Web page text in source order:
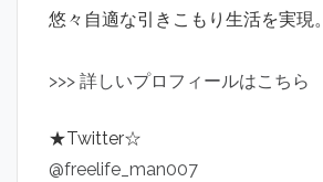
悠々自適な引きこもり生活を実現。
>>> 詳しいプロフィールはこちら
★Twitter☆
@freelife_man007